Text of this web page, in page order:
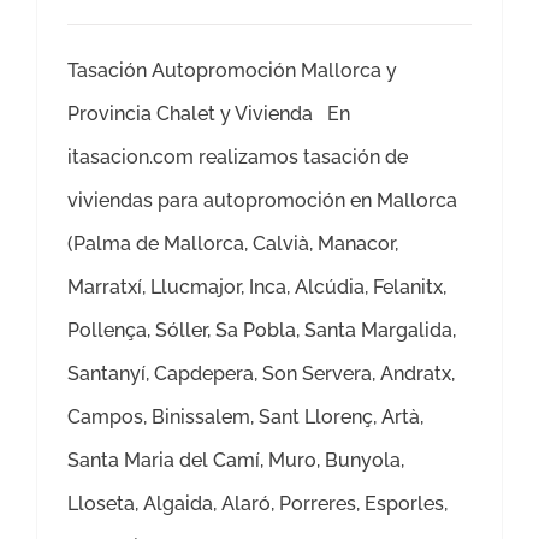
Tasación Autopromoción Mallorca y
Provincia Chalet y Vivienda En
itasacion.com realizamos tasación de
viviendas para autopromoción en Mallorca
(Palma de Mallorca, Calvià, Manacor,
Marratxí, Llucmajor, Inca, Alcúdia, Felanitx,
Pollença, Sóller, Sa Pobla, Santa Margalida,
Santanyí, Capdepera, Son Servera, Andratx,
Campos, Binissalem, Sant Llorenç, Artà,
Santa Maria del Camí, Muro, Bunyola,
Lloseta, Algaida, Alaró, Porreres, Esporles,